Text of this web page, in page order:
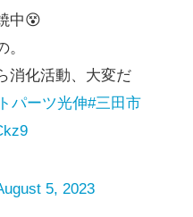
中😵
消化活動、大変だ
パーツ光伸#三田市
5, 2023